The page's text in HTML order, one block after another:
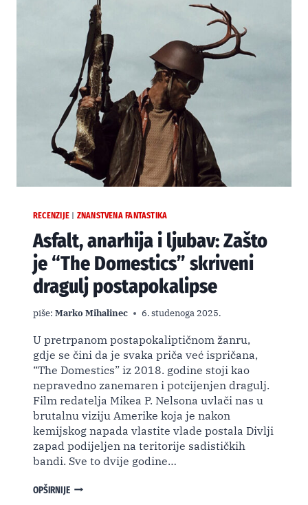
NOINA
ARKA
RECENZIJE ZNANSTVENA FANTASTIKA
Asfalt, anarhija i ljubav: Zašto
je “The Domestics” skriveni
dragulj postapokalipse
piše: Marko Mihalinec 6. studenoga 2025.
U pretrpanom postapokaliptičnom žanru,
gdje se čini da je svaka priča već ispričana,
“The Domestics” iz 2018. godine stoji kao
nepravedno zanemaren i potcijenjen dragulj.
Film redatelja Mikea P. Nelsona uvlači nas u
brutalnu viziju Amerike koja je nakon
kemijskog napada vlastite vlade postala Divlji
zapad podijeljen na teritorije sadističkih
bandi. Sve to dvije godine…
OPŠIRNIJEASFALT,